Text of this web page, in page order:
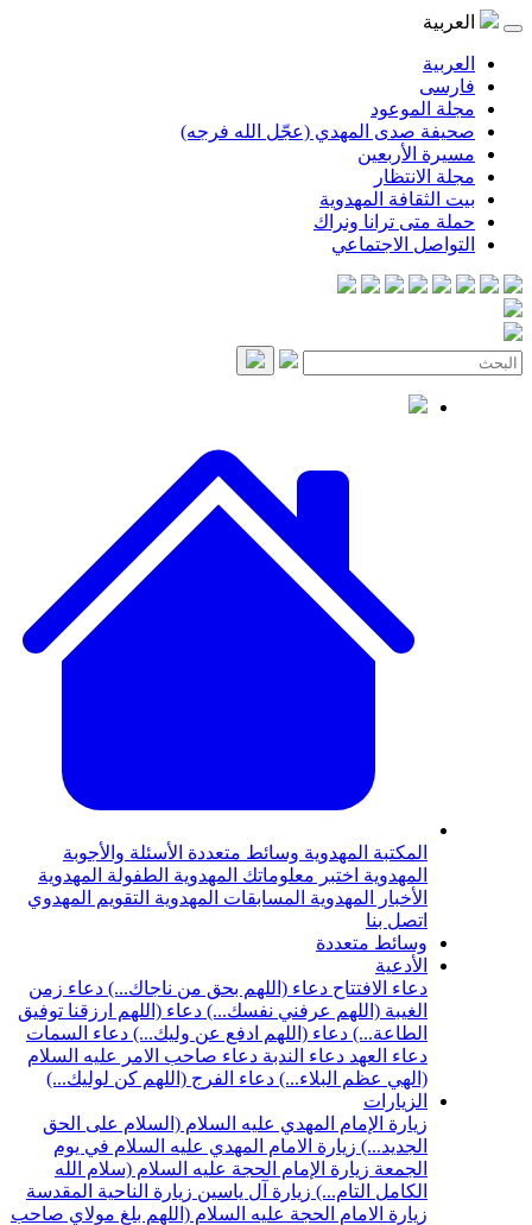
العربية
العربية
فارسی
مجلة الموعود
صحيفة صدى المهدي (عجّل الله فرجه)
مسيرة الأربعين
مجلة الانتظار
بيت الثقافة المهدوية
حملة متى ترانا ونراك
التواصل الاجتماعي
المكتبة المهدوية وسائط متعددة الأسئلة والأجوبة
المهدوية اختبر معلوماتك المهدوية الطفولة المهدوية
الأخبار المهدوية المسابقات المهدوية التقويم المهدوي
اتصل بنا
وسائط متعددة
الأدعية
دعاء الافتتاح دعاء (اللهم بحق من ناجاك...) دعاء زمن
الغيبة (اللهم عرفني نفسك...) دعاء (اللهم ارزقنا توفيق
الطاعة...) دعاء (اللهم ادفع عن وليك...) دعاء السمات
دعاء العهد دعاء الندبة دعاء صاحب الامر عليه السلام
(الهي عظم البلاء...) دعاء الفرج (اللهم كن لوليك...)
الزيارات
زيارة الإمام المهدي عليه السلام (السلام على الحق
الجديد...) زيارة الامام المهدي عليه السلام في يوم
الجمعة زيارة الإمام الحجة عليه السلام (سلام الله
الكامل التام...) زيارة آل ياسين زيارة الناحية المقدسة
زيارة الامام الحجة عليه السلام (اللهم بلغ مولاي صاحب